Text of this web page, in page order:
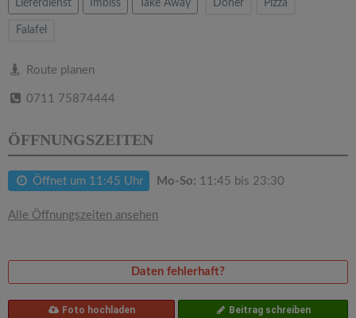
Lieferdienst Imbiss Take Away Döner Pizza
Falafel
Route planen
0711 75874444
ÖFFNUNGSZEITEN
Öffnet um 11:45 Uhr Mo-So: 11:45 bis 23:30
Alle Öffnungszeiten ansehen
Daten fehlerhaft?
Foto hochladen Beitrag schreiben
t
i